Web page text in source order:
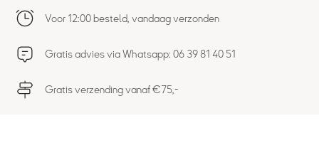
Voor 12:00 besteld, vandaag verzonden
Gratis advies via Whatsapp: 06 39 81 40 51
Gratis verzending vanaf €75,-